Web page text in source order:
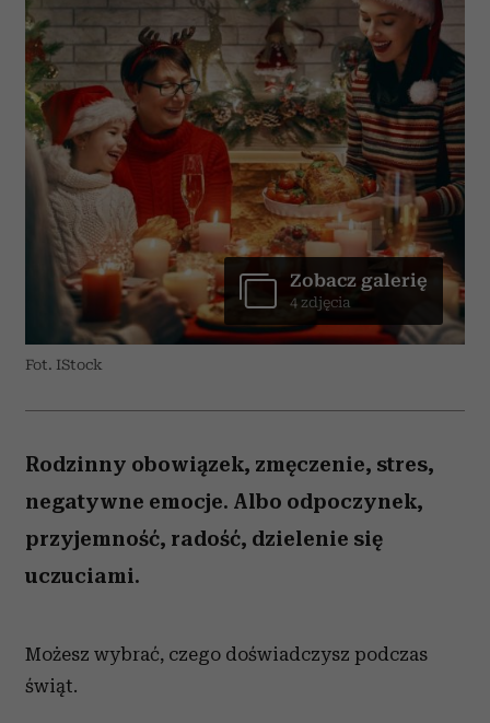
Fot. IStock
Zobacz galerię
4 zdjęcia
Rodzinny obowiązek, zmęczenie, stres,
negatywne emocje. Albo odpoczynek,
przyjemność, radość, dzielenie się
uczuciami.
Możesz wybrać, czego doświadczysz podczas
świąt.